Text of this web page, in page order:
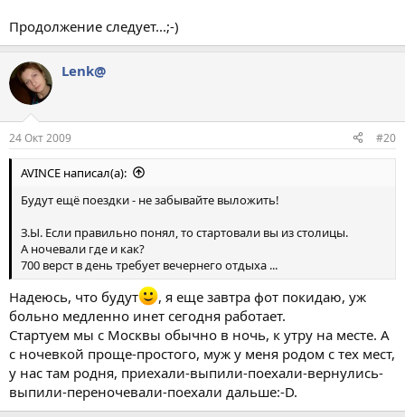
Продолжение следует...;-)
Lenk@
24 Окт 2009 #20
AVINCE написал(а):
Будут ещё поездки - не забывайте выложить!
З.Ы. Если правильно понял, то стартовали вы из столицы.
А ночевали где и как?
700 верст в день требует вечернего отдыха ...
Надеюсь, что будут
, я еще завтра фот покидаю, уж
больно медленно инет сегодня работает.
Стартуем мы с Москвы обычно в ночь, к утру на месте. А
с ночевкой проще-простого, муж у меня родом с тех мест,
у нас там родня, приехали-выпили-поехали-вернулись-
выпили-переночевали-поехали дальше:-D.